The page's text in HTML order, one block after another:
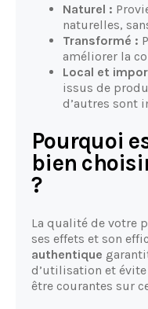
Naturel :
naturelles,
Transformé :
améliorer la
Local et
issus de
d’autres sont
Pourquoi
bien
?
La qualité de votre
ses effets et son
authentique
d’utilisation et
être courantes sur